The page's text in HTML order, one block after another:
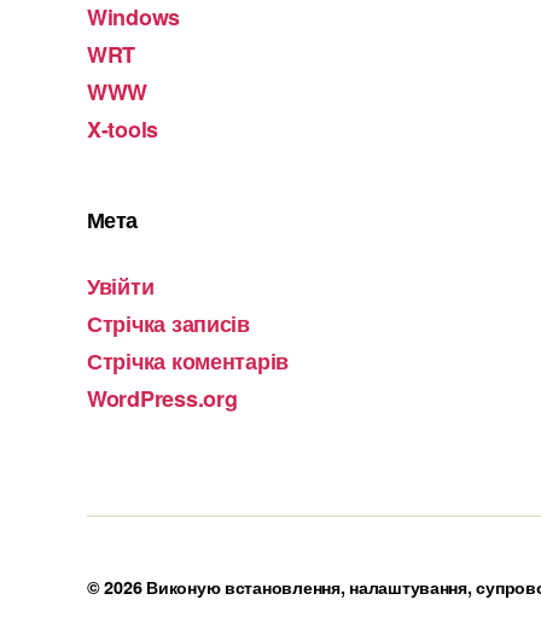
Windows
WRT
WWW
X-tools
Мета
Увійти
Стрічка записів
Стрічка коментарів
WordPress.org
© 2026 Виконую встановлення, налаштування,